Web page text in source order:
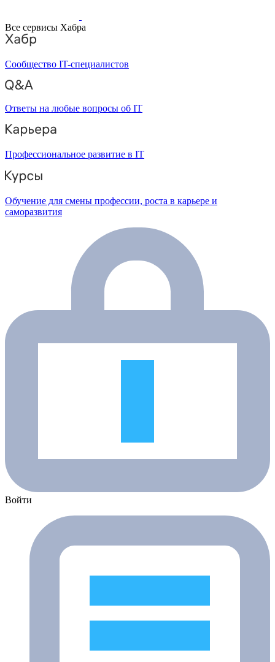
Все сервисы Хабра
Сообщество IT-специалистов
Ответы на любые вопросы об IT
Профессиональное развитие в IT
Обучение для смены профессии, роста в карьере и
саморазвития
Войти